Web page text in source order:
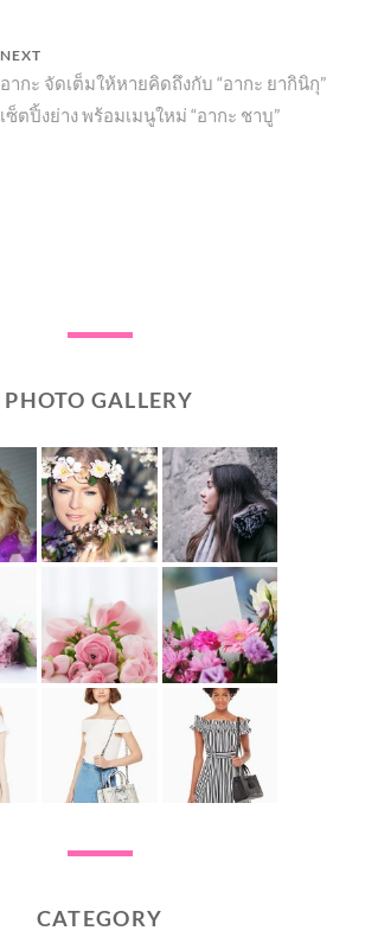
NEXT
อากะ จัดเต็มให้หายคิดถึงกับ “อากะ ยากินิกุ”
เซ็ตปิ้งย่าง พร้อมเมนูใหม่ “อากะ ชาบู”
PHOTO GALLERY
CATEGORY